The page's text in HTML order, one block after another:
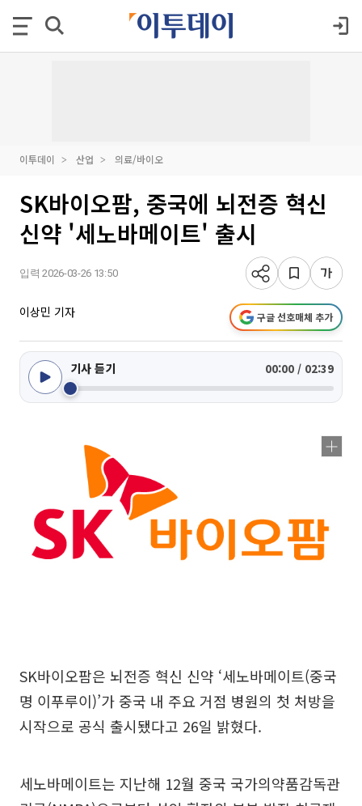
이투데이 산업 의료/바이오
SK바이오팜, 중국에 뇌전증 혁신
신약 '세노바메이트' 출시
입력 2026-03-26 13:50
이상민 기자 구글 선호매체 추가
기사 듣기 00:00 / 02:39
SK바이오팜은 뇌전증 혁신 신약 ‘세노바메이트(중국
명 이푸루이)’가 중국 내 주요 거점 병원의 첫 처방을
시작으로 공식 출시됐다고 26일 밝혔다.
세노바메이트는 지난해 12월 중국 국가의약품감독관